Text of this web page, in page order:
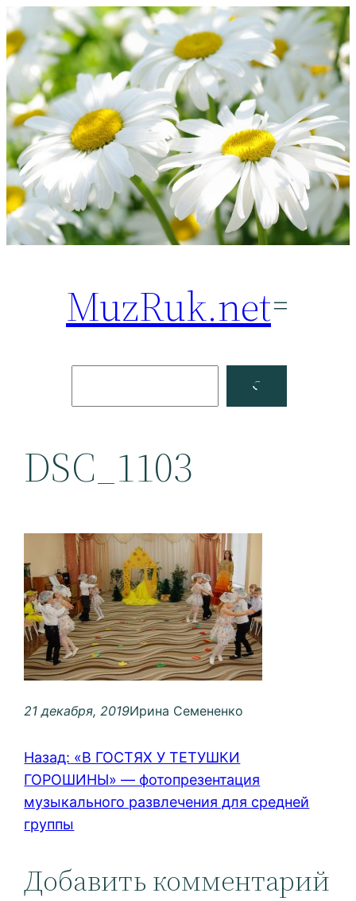
Перейти
к
содержимому
MuzRuk.net
Facebook
DSC_1103
21 декабря, 2019Ирина Семененко
Назад: «В ГОСТЯХ У ТЕТУШКИ
ГОРОШИНЫ» — фотопрезентация
музыкального развлечения для средней
группы
Добавить комментарий